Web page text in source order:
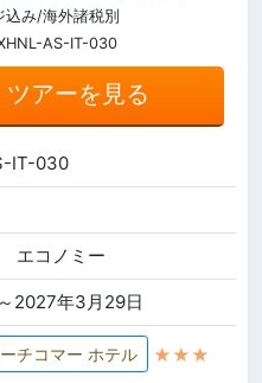
み/海外諸税別
AS-IT-030
ツアーを見る
IT-030
エコノミー
2027年3月29日
チコマー ホテル ★★★